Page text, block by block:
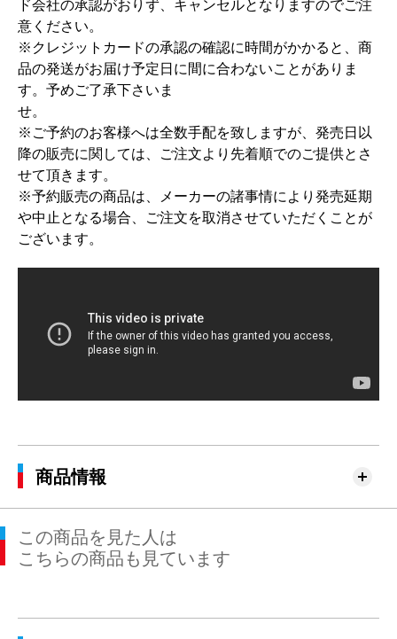
ド会社の承認がおりず、キャンセルとなりますのでご注
意ください。
※クレジットカードの承認の確認に時間がかかると、商
品の発送がお届け予定日に間に合わないことがありま
す。予めご了承下さいま
せ。
※ご予約のお客様へは全数手配を致しますが、発売日以
降の販売に関しては、ご注文より先着順でのご提供とさ
せて頂きます。
※予約販売の商品は、メーカーの諸事情により発売延期
や中止となる場合、ご注文を取消させていただくことが
ございます。
商品情報
この商品を見た人は
こちらの商品も見ています